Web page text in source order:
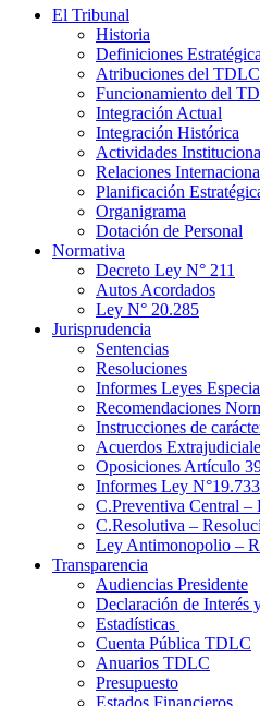
El Tribunal
Historia
Definiciones
Atribuciones del TDLC
Funcionamiento del
Integración Actual
Integración Histórica
Actividades
Relaciones
Planificación
Organigrama
Dotación de Personal
Normativa
Decreto Ley N° 211
Autos Acordados
Ley N° 20.285
Jurisprudencia
Sentencias
Resoluciones
Informes Leyes
Recomendaciones
Instrucciones de
Acuerdos
Oposiciones Artículo
Informes Ley N°19.733
C.Preventiva Central –
C.Resolutiva –
Ley Antimonopolio –
Transparencia
Audiencias Presidente
Declaración de Interés
Estadísticas
Cuenta Pública TDLC
Anuarios TDLC
Presupuesto
Estados Financieros